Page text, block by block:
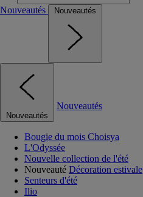
Nouveautés Nouveautés
Nouveautés
Nouveautés
Bougie du mois Choisya
L'Odyssée
Nouvelle collection de l'été
Nouveauté Décoration estivale
Senteurs d'été
Ilio